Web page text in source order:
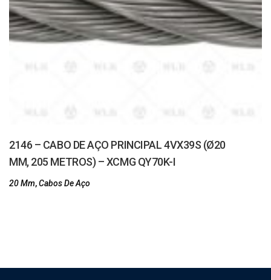
2146 – CABO DE AÇO PRINCIPAL 4VX39S (Ø20
MM, 205 METROS) – XCMG QY70K-I
20 Mm,Cabos De Aço